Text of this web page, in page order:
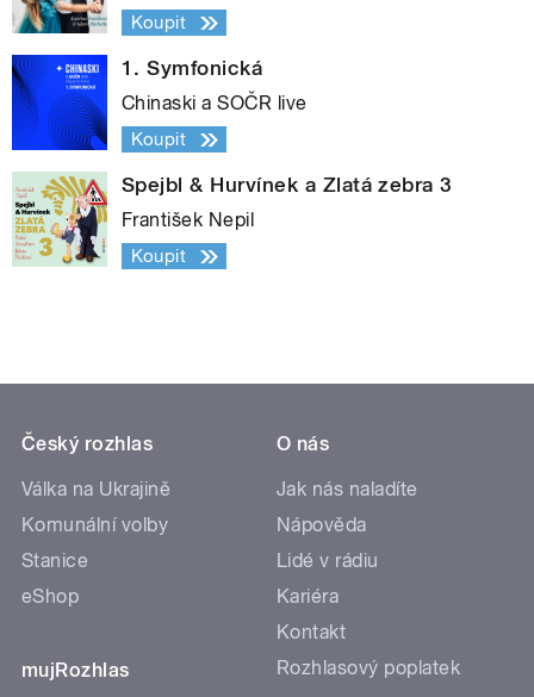
Koupit
1. Symfonická
Chinaski a SOČR live
Koupit
Spejbl & Hurvínek a Zlatá zebra 3
František Nepil
Koupit
Český rozhlas
Válka na Ukrajině
Komunální volby
Stanice
eShop
mujRozhlas
O nás
Jak nás naladíte
Nápověda
Lidé v rádiu
Kariéra
Kontakt
Rozhlasový poplatek